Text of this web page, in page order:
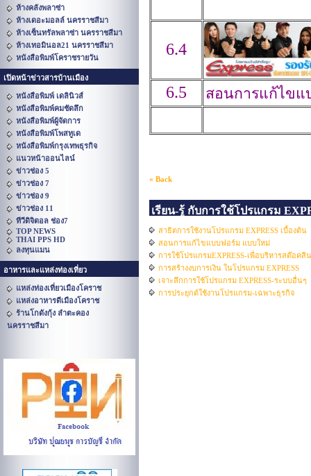
ห้างคลังพลาซ่า
ห้างเดอะมอลล์ นครราชสีมา
ห้างเซ็นทรัลพลาซ่า นครราชสีมา
ห้างเทอมินอล21 นครราชสีมา
หนังสือพิมพ์โคราชรายวัน
เปิดหน้าข่าวสารบ้านเมือง
หนังสือพิมพ์ เดลินิวส์
หนังสือพิมพ์คมชัดลึก
หนังสือพิมพ์ผู้จัดการ
หนังสือพิมพ์โพสทูเด
หนังสือพิมพ์กรุงเทพธุรกิจ
แนวหน้าออนไลน์
ข่าวช่อง 5
ข่าวช่อง 7
ข่าวช่อง 9
ข่าวช่อง 11
ทีวีดิจิตอล ช่อง7
TOP NEWS
THAI PPS HD
ลงทุนแมน
อาหารและแหล่งท่องเที่ยว
แหล่งท่องเที่ยวเมืองโคราช
แหล่งอาหารดีเมืองโคราช
ร้านโกดังกุ้ง ลำตะคอง
นครราชสีมา
6.4
6.5 สอนการแก้ไขแ
« Back
เรียน-รู้ กับการใช้โปรแกรม
สาธิตการใช้งานโปรแกรม EXPRESS เบื้องต้น
สอนการแก้ไขแบบฟอร์ม แบบใหม่
การใช้โปรแกรมEXPRESS-เพื่อบริหารสต๊อคสิ
การสร้างงบการเงิน ในโปรแกรม EXPRESS
เจาะลึกการใช้โปรแกรม EXPRESS-ระบบอื่นๆ
การประยุกต์ใช้งานโปรแกรม-เฉพาะธุรกิจ